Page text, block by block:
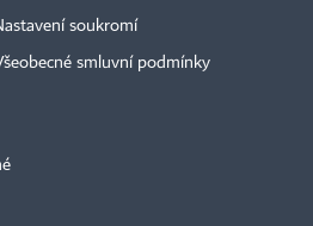
soukromí
smluvní podmínky